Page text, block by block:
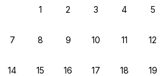
1 2 3 4 5
7 8 9 10 11 12
14 15 16 17 18 19